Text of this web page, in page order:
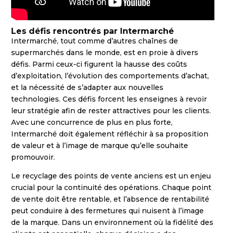
Les défis rencontrés par Intermarché
Intermarché, tout comme d’autres chaînes de
supermarchés dans le monde, est en proie à divers
défis. Parmi ceux-ci figurent la hausse des coûts
d’exploitation, l’évolution des comportements d’achat,
et la nécessité de s’adapter aux nouvelles
technologies. Ces défis forcent les enseignes à revoir
leur stratégie afin de rester attractives pour les clients.
Avec une concurrence de plus en plus forte,
Intermarché doit également réfléchir à sa proposition
de valeur et à l’image de marque qu’elle souhaite
promouvoir.
Le recyclage des points de vente anciens est un enjeu
crucial pour la continuité des opérations. Chaque point
de vente doit être rentable, et l’absence de rentabilité
peut conduire à des fermetures qui nuisent à l’image
de la marque. Dans un environnement où la fidélité des